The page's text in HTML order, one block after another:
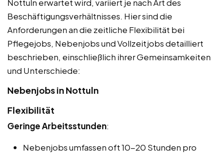
Nottuln erwartet wird, variiert je nach Art des
Beschäftigungsverhältnisses. Hier sind die
Anforderungen an die zeitliche Flexibilität bei
Pflegejobs, Nebenjobs und Vollzeitjobs detailliert
beschrieben, einschließlich ihrer Gemeinsamkeiten
und Unterschiede:
Nebenjobs in Nottuln
Flexibilität
Geringe Arbeitsstunden:
Nebenjobs umfassen oft 10-20 Stunden pro